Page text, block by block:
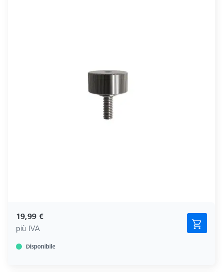
19,99 €
più IVA
Disponibile